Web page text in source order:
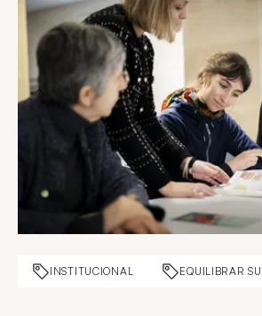
INSTITUCIONAL EQUILIBRAR